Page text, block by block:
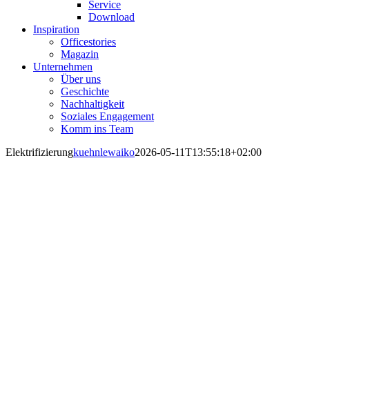
Service
Download
Inspiration
Officestories
Magazin
Unternehmen
Über uns
Geschichte
Nachhaltigkeit
Soziales Engagement
Komm ins Team
Elektrifizierungkuehnlewaiko2026-05-11T13:55:18+02:00